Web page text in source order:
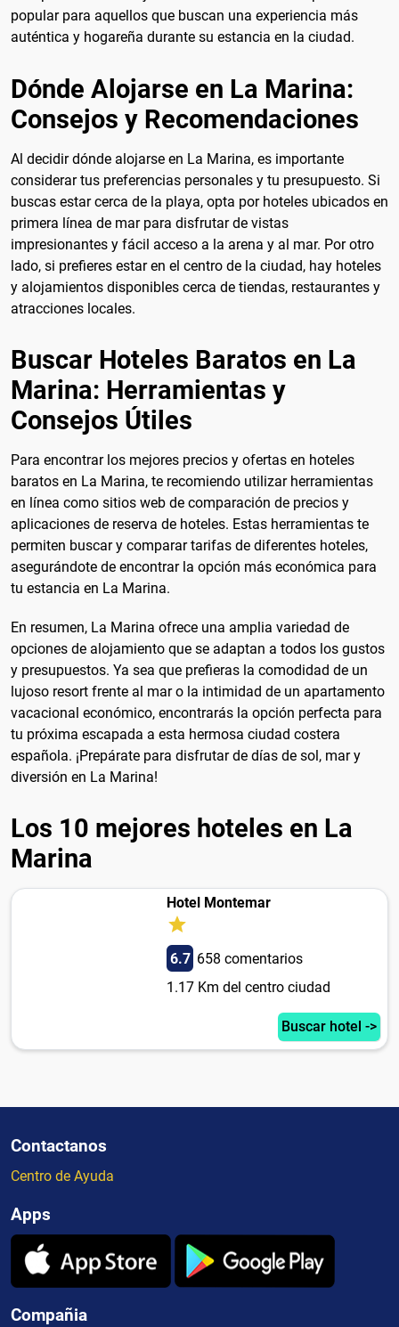
popular para aquellos que buscan una experiencia más
auténtica y hogareña durante su estancia en la ciudad.
Dónde Alojarse en La Marina:
Consejos y Recomendaciones
Al decidir dónde alojarse en La Marina, es importante
considerar tus preferencias personales y tu presupuesto. Si
buscas estar cerca de la playa, opta por hoteles ubicados en
primera línea de mar para disfrutar de vistas
impresionantes y fácil acceso a la arena y al mar. Por otro
lado, si prefieres estar en el centro de la ciudad, hay hoteles
y alojamientos disponibles cerca de tiendas, restaurantes y
atracciones locales.
Buscar Hoteles Baratos en La
Marina: Herramientas y
Consejos Útiles
Para encontrar los mejores precios y ofertas en hoteles
baratos en La Marina, te recomiendo utilizar herramientas
en línea como sitios web de comparación de precios y
aplicaciones de reserva de hoteles. Estas herramientas te
permiten buscar y comparar tarifas de diferentes hoteles,
asegurándote de encontrar la opción más económica para
tu estancia en La Marina.
En resumen, La Marina ofrece una amplia variedad de
opciones de alojamiento que se adaptan a todos los gustos
y presupuestos. Ya sea que prefieras la comodidad de un
lujoso resort frente al mar o la intimidad de un apartamento
vacacional económico, encontrarás la opción perfecta para
tu próxima escapada a esta hermosa ciudad costera
española. ¡Prepárate para disfrutar de días de sol, mar y
diversión en La Marina!
Los 10 mejores hoteles en La
Marina
Hotel Montemar
6.7 658 comentarios
1.17 Km del centro ciudad
Buscar hotel ->
Contactanos
Centro de Ayuda
Apps
Compañia